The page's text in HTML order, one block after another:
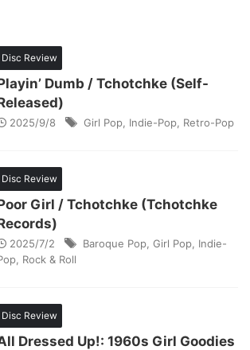
Disc Review
Dumb / Tchotchke (Self-
2025/9/8 Girl Pop Indie-Pop Retro-Pop
Disc Review
Girl / Tchotchke (Tchotchke
2025/7/2 Baroque Pop Girl Pop Indie-
Rock & Roll
Disc Review
Dressed Up!: 1960s Girl Goodies